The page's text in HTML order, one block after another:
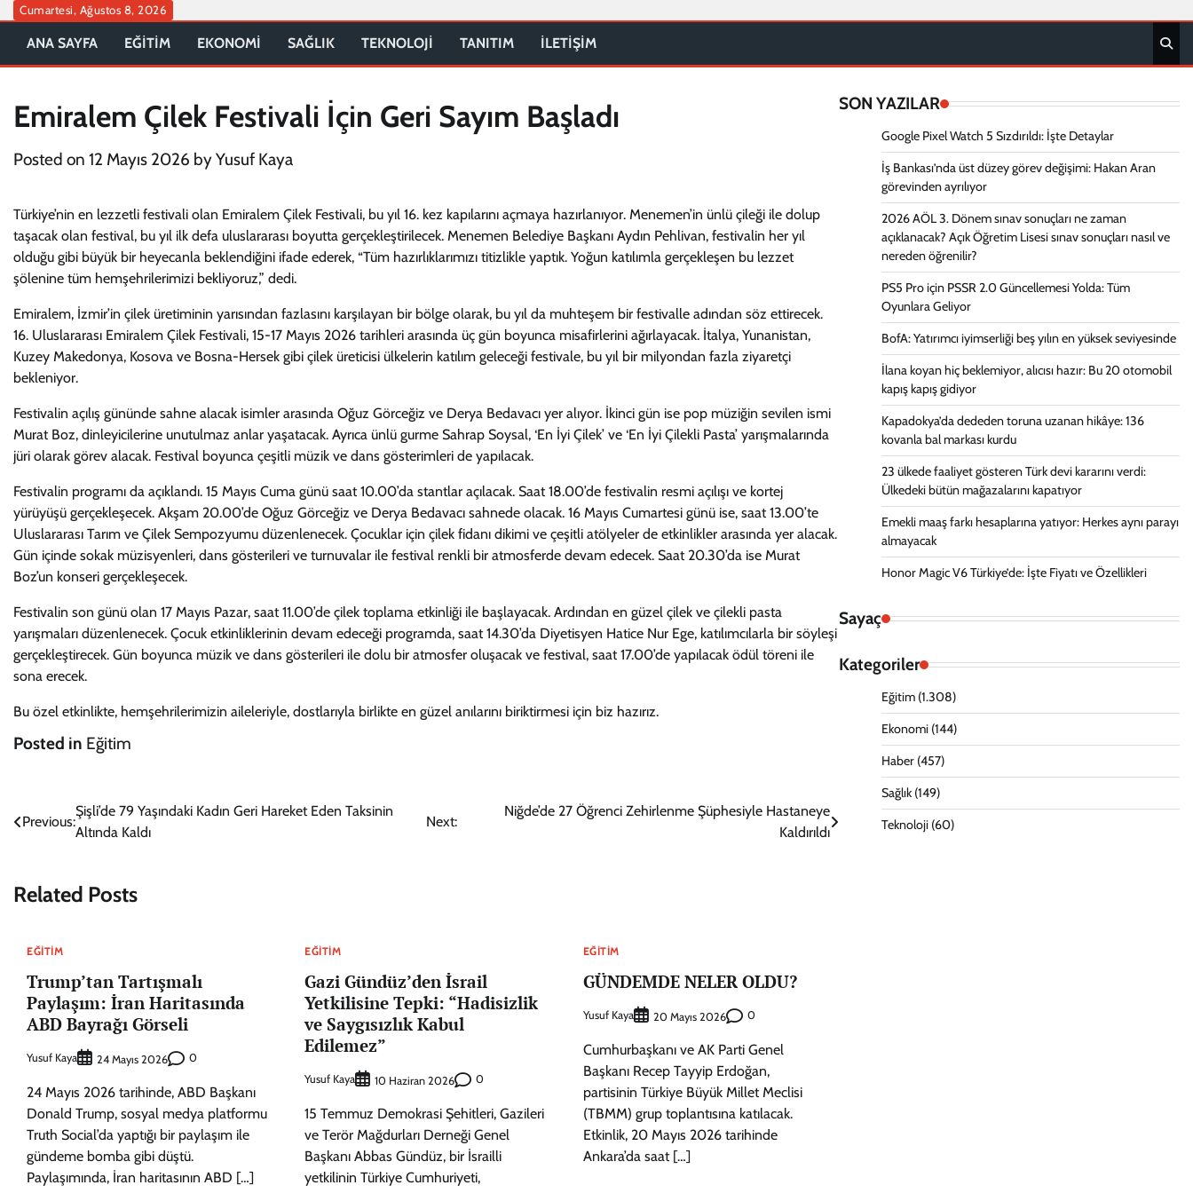
Skip
content
Cumartesi, Ağustos 8, 2026
ANA SAYFA EĞİTİM EKONOMİ SAĞLIK TEKNOLOJİ TANITIM İLETİŞİM
Emiralem Çilek Festivali İçin Geri Sayım Başladı
Posted on 12 Mayıs 2026 byYusuf Kaya
Türkiye’nin en lezzetli festivali olan Emiralem Çilek Festivali, bu yıl 16. kez kapılarını açmaya hazırlanıyor. Menemen’in ünlü çileği ile dolup
taşacak olan festival, bu yıl ilk defa uluslararası boyutta gerçekleştirilecek. Menemen Belediye Başkanı Aydın Pehlivan, festivalin her yıl
olduğu gibi büyük bir heyecanla beklendiğini ifade ederek, “Tüm hazırlıklarımızı titizlikle yaptık. Yoğun katılımla gerçekleşen bu lezzet
şölenine tüm hemşehrilerimizi bekliyoruz,” dedi.
Emiralem, İzmir’in çilek üretiminin yarısından fazlasını karşılayan bir bölge olarak, bu yıl da muhteşem bir festivalle adından söz ettirecek.
16. Uluslararası Emiralem Çilek Festivali, 15-17 Mayıs 2026 tarihleri arasında üç gün boyunca misafirlerini ağırlayacak. İtalya, Yunanistan,
Kuzey Makedonya, Kosova ve Bosna-Hersek gibi çilek üreticisi ülkelerin katılım geleceği festivale, bu yıl bir milyondan fazla ziyaretçi
bekleniyor.
Festivalin açılış gününde sahne alacak isimler arasında Oğuz Görceğiz ve Derya Bedavacı yer alıyor. İkinci gün ise pop müziğin sevilen ismi
Murat Boz, dinleyicilerine unutulmaz anlar yaşatacak. Ayrıca ünlü gurme Sahrap Soysal, ‘En İyi Çilek’ ve ‘En İyi Çilekli Pasta’ yarışmalarında
jüri olarak görev alacak. Festival boyunca çeşitli müzik ve dans gösterimleri de yapılacak.
Festivalin programı da açıklandı. 15 Mayıs Cuma günü saat 10.00’da stantlar açılacak. Saat 18.00’de festivalin resmi açılışı ve kortej
yürüyüşü gerçekleşecek. Akşam 20.00’de Oğuz Görceğiz ve Derya Bedavacı sahnede olacak. 16 Mayıs Cumartesi günü ise, saat 13.00’te
Uluslararası Tarım ve Çilek Sempozyumu düzenlenecek. Çocuklar için çilek fidanı dikimi ve çeşitli atölyeler de etkinlikler arasında yer alacak.
Gün içinde sokak müzisyenleri, dans gösterileri ve turnuvalar ile festival renkli bir atmosferde devam edecek. Saat 20.30’da ise Murat
Boz’un konseri gerçekleşecek.
Festivalin son günü olan 17 Mayıs Pazar, saat 11.00’de çilek toplama etkinliği ile başlayacak. Ardından en güzel çilek ve çilekli pasta
yarışmaları düzenlenecek. Çocuk etkinliklerinin devam edeceği programda, saat 14.30’da Diyetisyen Hatice Nur Ege, katılımcılarla bir söyleşi
gerçekleştirecek. Gün boyunca müzik ve dans gösterileri ile dolu bir atmosfer oluşacak ve festival, saat 17.00’de yapılacak ödül töreni ile
sona erecek.
Bu özel etkinlikte, hemşehrilerimizin aileleriyle, dostlarıyla birlikte en güzel anılarını biriktirmesi için biz hazırız.
Posted in Eğitim
Yazı
Previous:
Şişli’de 79 Yaşındaki Kadın Geri Hareket Eden Taksinin
Altında Kaldı
Next:
Niğde’de 27 Öğrenci Zehirlenme Şüphesiyle Hastaneye
Kaldırıldı
Related Posts
EĞITIM
Trump’tan Tartışmalı
Paylaşım: İran Haritasında
ABD Bayrağı Görseli
Yusuf Kaya 24 Mayıs 2026 0
24 Mayıs 2026 tarihinde, ABD Başkanı
Donald Trump, sosyal medya platformu
Truth Social’da yaptığı bir paylaşım ile
gündeme bomba gibi düştü.
Paylaşımında, İran haritasının ABD […]
EĞITIM
Gazi Gündüz’den İsrail
Yetkilisine Tepki: “Hadisizlik
ve Saygısızlık Kabul
Edilemez”
Yusuf Kaya 10 Haziran 2026 0
15 Temmuz Demokrasi Şehitleri, Gazileri
ve Terör Mağdurları Derneği Genel
Başkanı Abbas Gündüz, bir İsrailli
yetkilinin Türkiye Cumhuriyeti,
EĞITIM
GÜNDEMDE NELER OLDU?
Yusuf Kaya 20 Mayıs 2026 0
Cumhurbaşkanı ve AK Parti Genel
Başkanı Recep Tayyip Erdoğan,
partisinin Türkiye Büyük Millet Meclisi
(TBMM) grup toplantısına katılacak.
Etkinlik, 20 Mayıs 2026 tarihinde
Ankara’da saat […]
SON YAZILAR
Google Pixel Watch 5 Sızdırıldı: İşte Detaylar
İş Bankası’nda üst düzey görev değişimi: Hakan Aran
görevinden ayrılıyor
2026 AÖL 3. Dönem sınav sonuçları ne zaman
açıklanacak? Açık Öğretim Lisesi sınav sonuçları nasıl ve
nereden öğrenilir?
PS5 Pro için PSSR 2.0 Güncellemesi Yolda: Tüm
Oyunlara Geliyor
BofA: Yatırımcı iyimserliği beş yılın en yüksek seviyesinde
İlana koyan hiç beklemiyor, alıcısı hazır: Bu 20 otomobil
kapış kapış gidiyor
Kapadokya’da dededen toruna uzanan hikâye: 136
kovanla bal markası kurdu
23 ülkede faaliyet gösteren Türk devi kararını verdi:
Ülkedeki bütün mağazalarını kapatıyor
Emekli maaş farkı hesaplarına yatıyor: Herkes aynı parayı
almayacak
Honor Magic V6 Türkiye’de: İşte Fiyatı ve Özellikleri
Sayaç
Kategoriler
Eğitim(1.308)
Ekonomi(144)
Haber(457)
Sağlık(149)
Teknoloji(60)